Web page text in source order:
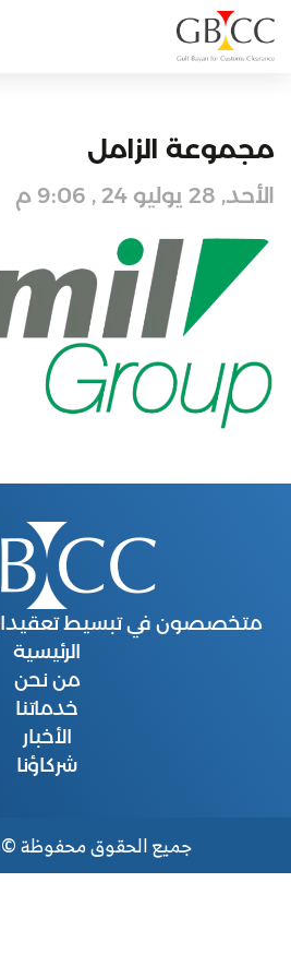
مجموعة الزامل
الأحد, 28 يوليو 24 , 9:06 م
متخصصون في تبسيط
الرئيسية
من نحن
خدماتنا
الأخبار
شركاؤنا
جميع الحقوق محفوظة © 2024 GBCC